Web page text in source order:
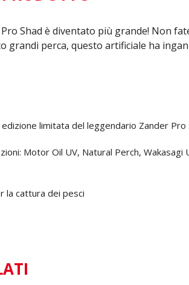
Shad è diventato più grande! Non
grandi perca, questo artificiale ha
limitata del leggendario Zander Pro
Motor Oil UV, Natural Perch, Wakasagi
la cattura dei pesci